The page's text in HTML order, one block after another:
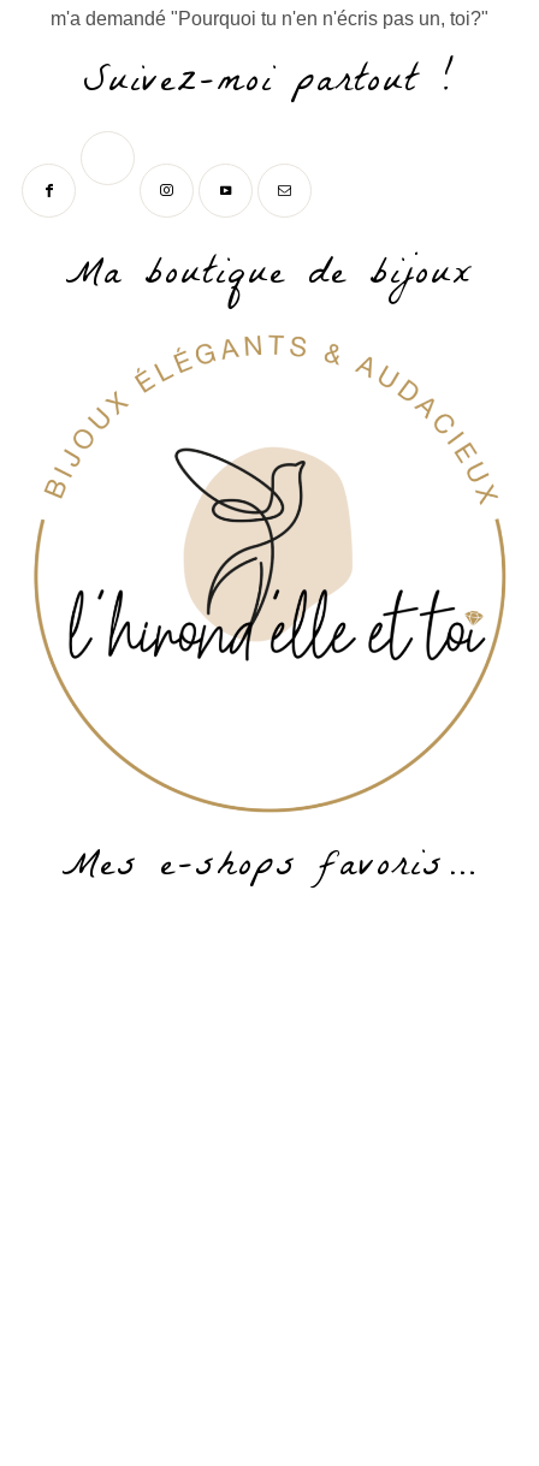
m'a demandé "Pourquoi tu n'en n'écris pas un, toi?"
Suivez-moi partout !
Ma boutique de bijoux
Mes e-shops favoris…